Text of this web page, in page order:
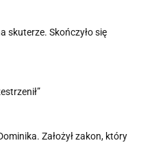
skuterze. Skończyło się
Założył zakon, który